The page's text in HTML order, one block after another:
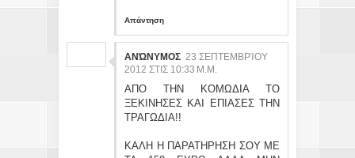
Απάντηση
ΑΝΏΝΥΜΟΣ 23 ΣΕΠΤΕΜΒΡΊΟΥ
2012 ΣΤΙΣ 10:33 Μ.Μ.
ΑΠΟ ΤΗΝ ΚΟΜΩΔΙΑ ΤΟ
ΞΕΚΙΝΗΣΕΣ ΚΑΙ ΕΠΙΑΣΕΣ ΤΗΝ
ΤΡΑΓΩΔΙΑ!!
ΚΑΛΗ Η ΠΑΡΑΤΗΡΗΣΗ ΣΟΥ ΜΕ